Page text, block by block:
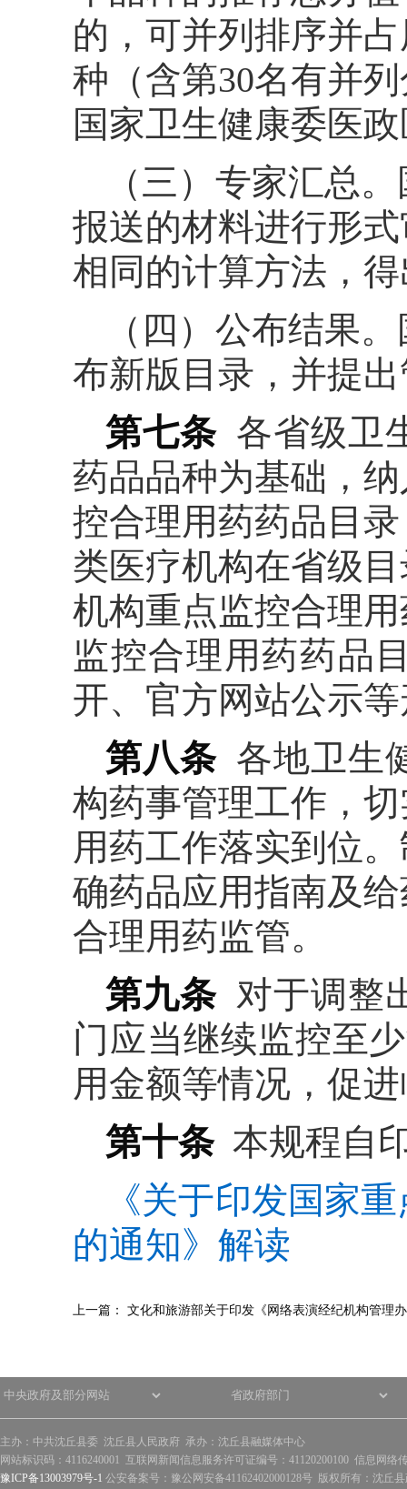
的，可并列排序并
种（含第30名有并
国家卫生健康委医
（三）专家汇总
报送的材料进行形
相同的计算方法，
（四）公布结果
布新版目录，并提
第七条 各省级卫
药品品种为基础，
控合理用药药品目
类医疗机构在省级
机构重点监控合理
监控合理用药药品
开、官方网站公示
第八条 各地卫生
构药事管理工作，
用药工作落实到位
确药品应用指南及
合理用药监管。
第九条 对于调整
门应当继续监控至
用金额等情况，促
第十条本规程自
《关于印发国家
的通知》解读
上一篇： 文化和旅游部关于印发《网络表演经纪机构管理
主办：中共沈丘县委 沈丘县人民政府 承办：沈丘县融媒体中心
网站标识码：4116240001 互联网新闻信息服务许可证编号：41120200100 信息网络
豫ICP备13003979号-1 公安备案号：豫公网安备41162402000128号 版权所有：沈丘